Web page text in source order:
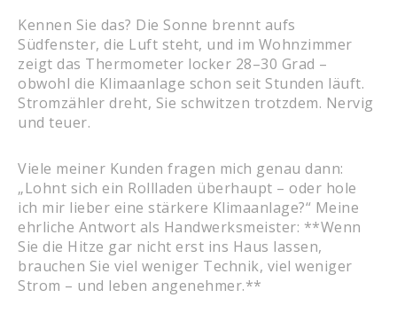
Kennen Sie das? Die Sonne brennt aufs
Südfenster, die Luft steht, und im Wohnzimmer
zeigt das Thermometer locker 28–30 Grad –
obwohl die Klimaanlage schon seit Stunden läuft.
Stromzähler dreht, Sie schwitzen trotzdem. Nervig
und teuer.
Viele meiner Kunden fragen mich genau dann:
„Lohnt sich ein Rollladen überhaupt – oder hole
ich mir lieber eine stärkere Klimaanlage?“ Meine
ehrliche Antwort als Handwerksmeister: **Wenn
Sie die Hitze gar nicht erst ins Haus lassen,
brauchen Sie viel weniger Technik, viel weniger
Strom – und leben angenehmer.**